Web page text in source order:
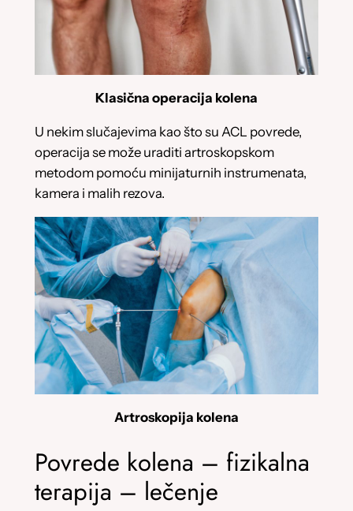
Klasična operacija kolena
U nekim slučajevima kao što su ACL povrede,
operacija se može uraditi artroskopskom
metodom pomoću minijaturnih instrumenata,
kamera i malih rezova.
Artroskopija kolena
Povrede kolena – fizikalna
terapija – lečenje